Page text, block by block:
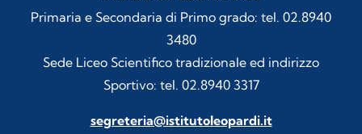
Primaria e Secondaria di Primo grado: tel. 02.8940
3480
Sede Liceo Scientifico tradizionale ed indirizzo
Sportivo: tel. 02.8940 3317
segreteria@istitutoleopardi.it